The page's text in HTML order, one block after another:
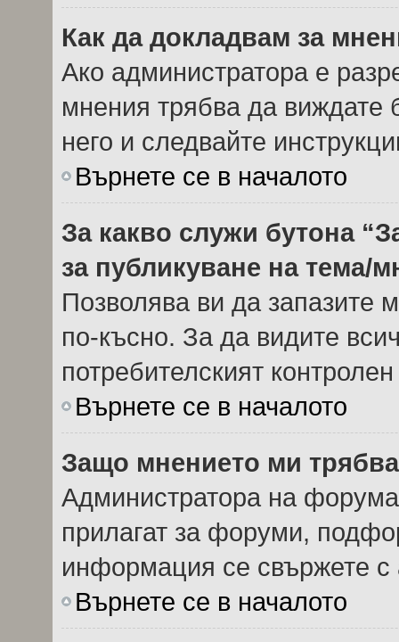
Как да докладвам за
Ако администратора е
мнения трябва да виждате
него и следвайте
Върнете се в началото
За какво служи бутона
за публикуване на тема/
Позволява ви да запазите
по-късно. За да видите
потребителският
Върнете се в началото
Защо мнението ми
Администратора на
прилагат за форуми,
информация се свържете с
Върнете се в началото